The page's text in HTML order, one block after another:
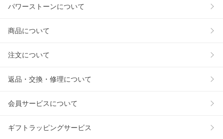
パワーストーンについて
商品について
注文について
返品・交換・修理について
会員サービスについて
ギフトラッピングサービス